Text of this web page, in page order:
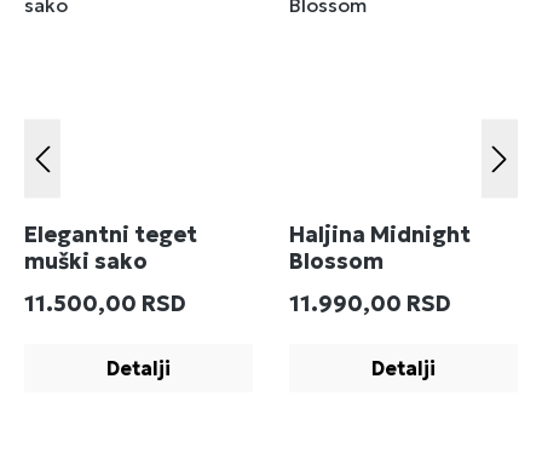
Elegantni teget
muški sako
Redovna cena:
11.500,00 RSD
Detalji
Haljina Midnight
Blossom
Redovna cena:
11.990,00 RSD
Detalji